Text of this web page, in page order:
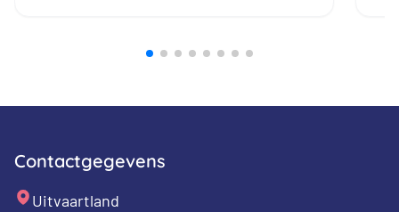
Contactgegevens
Uitvaartland